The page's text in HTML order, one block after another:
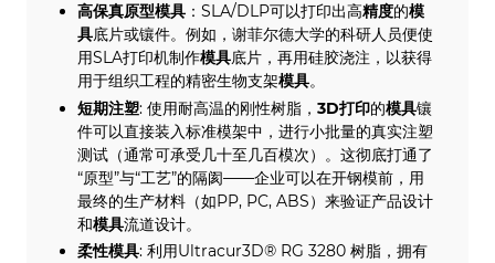
高保真原型模具 ：SLA/DLP可以打印出高精度的模
具底片或镶件。例如，谢菲尔德大学的科研人员便使
用SLA打印机制作模具底片，再用硅胶浇注，以获得
用于组织工程的精密生物支架模具。
短期注塑: 使用耐高温的刚性树脂， 3D打印的模具镶
件可以直接装入标准模架中，进行小批量的真实注塑
测试（通常可承受几十至几百模次）。这彻底打通了
“原型”与“工艺”的隔阂——企业可以在开钢模前，用
最终的生产材料（如PP, PC, ABS）来验证产品设计
和模具流道设计。
柔性模具: 利用Ultracur3D® RG 3280 树脂，拥有